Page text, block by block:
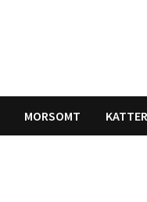
MORSOMT KATTER